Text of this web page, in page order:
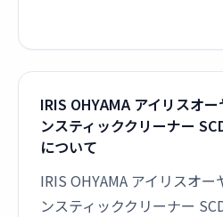
IRIS OHYAMA アイリスオ
ンスティッククリーナー
について
IRIS OHYAMA アイリスオ
ンスティッククリーナー